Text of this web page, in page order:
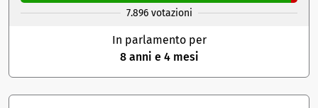
7.896 votazioni
In parlamento per
8 anni e 4 mesi